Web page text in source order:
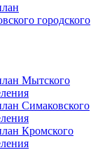
городского
Мытского
Симаковского
Кромского